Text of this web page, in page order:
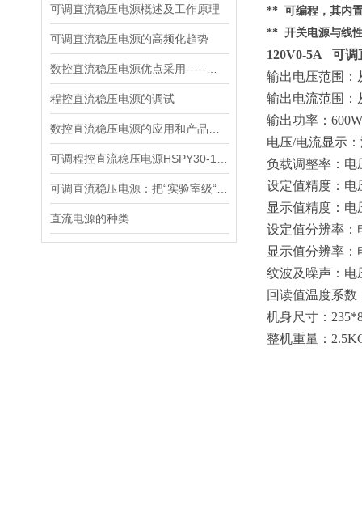
可调直流稳压电源概述及工作原理
可调直流稳压电源的高频化趋势
程控直流稳压电源的调试
直流电源的种类
** 可编程，其内
** 开关电源与线
120V0-5A 可调
输出电压范围：
输出电流范围：
输出功率： 600W
电压/电流显示
负载调整率：电
设定值精度：电
显示值精度：电
设定值分辨率：
显示值分辨率：
纹波及噪声：电
回读值温度系数
机身尺寸：
整机重量：